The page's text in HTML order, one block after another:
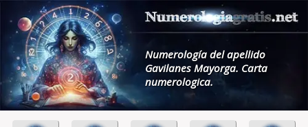
Numerología del apellido
Gavilanes Mayorga. Carta
numerologica.